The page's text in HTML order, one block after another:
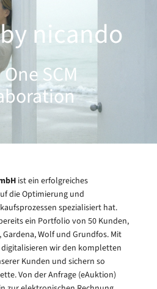
nicando
SCM
ist ein erfolgreiches
die Optimierung und
spezialisiert hat.
ein Portfolio von 50 Kunden,
Wolf und Grundfos. Mit
wir den kompletten
Kunden und sichern so
Von der Anfrage (eAuktion)